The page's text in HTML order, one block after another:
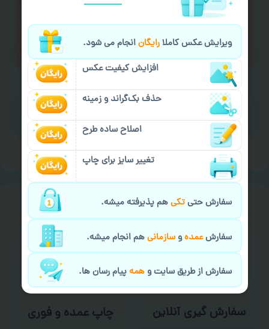
لازم را انجام دهید.
ایمیل جهت ثبت یا پیگیری سفارش:
aks4chap.com@gmail.com
خیالت راحت ازسفارش گیری
سفارش گیری آنلاین چاپ عمده و فوری
ویرایش عکس کاملارایگانانجام می شود.
افزایش کیفیت عکس
حذف بک‌گراند و زمینه
اصلاح ساده طرح
تغییر سایز برای چاپ
سفارش حتیتکیهم پذیرفته میشه.
سفارشعمدهوسازمانیهم انجام میشه.
سفارش از طریق سایت وهمهپیام رسان ها.